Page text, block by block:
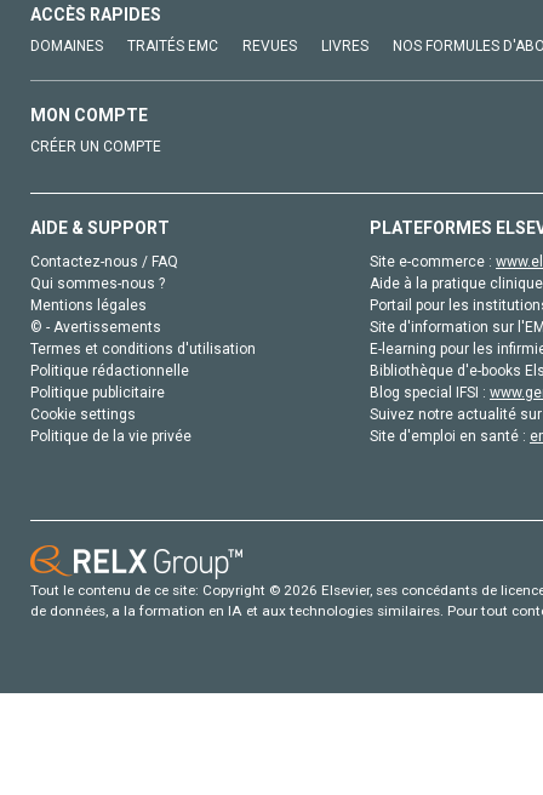
ACCÈS RAPIDES
DOMAINES TRAITÉS EMC REVUES LIVRES NOS FORMULES
MON COMPTE
CRÉER UN COMPTE
AIDE & SUPPORT
Contactez-nous / FAQ
Qui sommes-nous ?
Mentions légales
© - Avertissements
Termes et conditions d'utilisation
Politique rédactionnelle
Politique publicitaire
Cookie settings
Politique de la vie privée
PLATEFORMES
Site e-commerce :
Aide à la pratique
Portail pour les
Site d'information sur
E-learning pour les
Bibliothèque d'e-books
Blog special IFSI :
Suivez notre actualité
Site d'emploi en santé :
Tout le contenu de ce site: Copyright © 2026 Elsevier, ses concédants de
de données, a la formation en IA et aux technologies similaires. Pour tout